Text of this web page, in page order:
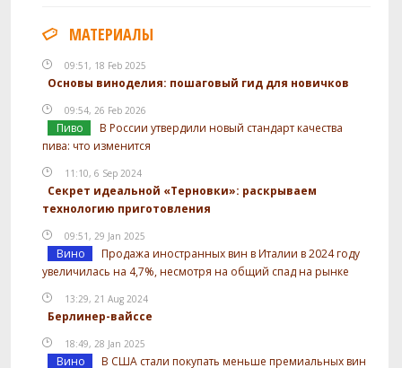
МАТЕРИАЛЫ
09:51, 18 Feb 2025
Основы виноделия: пошаговый гид для новичков
09:54, 26 Feb 2026
Пиво
В России утвердили новый стандарт качества
пива: что изменится
11:10, 6 Sep 2024
Секрет идеальной «Терновки»: раскрываем
технологию приготовления
09:51, 29 Jan 2025
Вино
Продажа иностранных вин в Италии в 2024 году
увеличилась на 4,7%, несмотря на общий спад на рынке
13:29, 21 Aug 2024
Берлинер-вайссе
18:49, 28 Jan 2025
Вино В США стали покупать меньше премиальных вин